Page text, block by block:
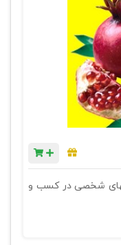
شخصی در کسب و